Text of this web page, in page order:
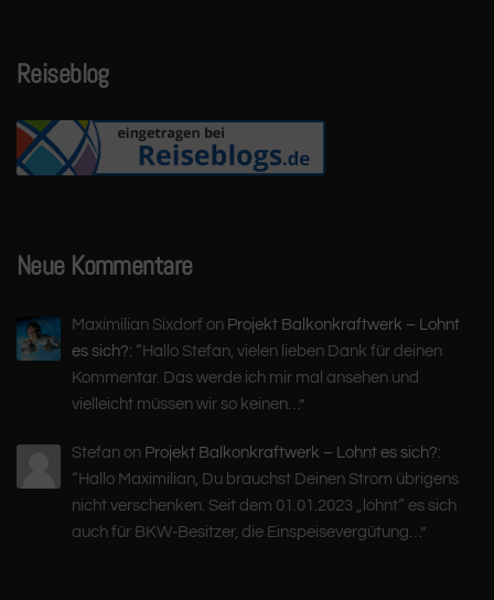
Reiseblog
Neue Kommentare
Maximilian Sixdorf on Projekt Balkonkraftwerk – Lohnt
es sich?: “ Hallo Stefan, vielen lieben Dank für deinen
Kommentar. Das werde ich mir mal ansehen und
vielleicht müssen wir so keinen… ”
Stefan on Projekt Balkonkraftwerk – Lohnt es sich?:
“ Hallo Maximilian, Du brauchst Deinen Strom übrigens
nicht verschenken. Seit dem 01.01.2023 „lohnt“ es sich
auch für BKW-Besitzer, die Einspeisevergütung… ”